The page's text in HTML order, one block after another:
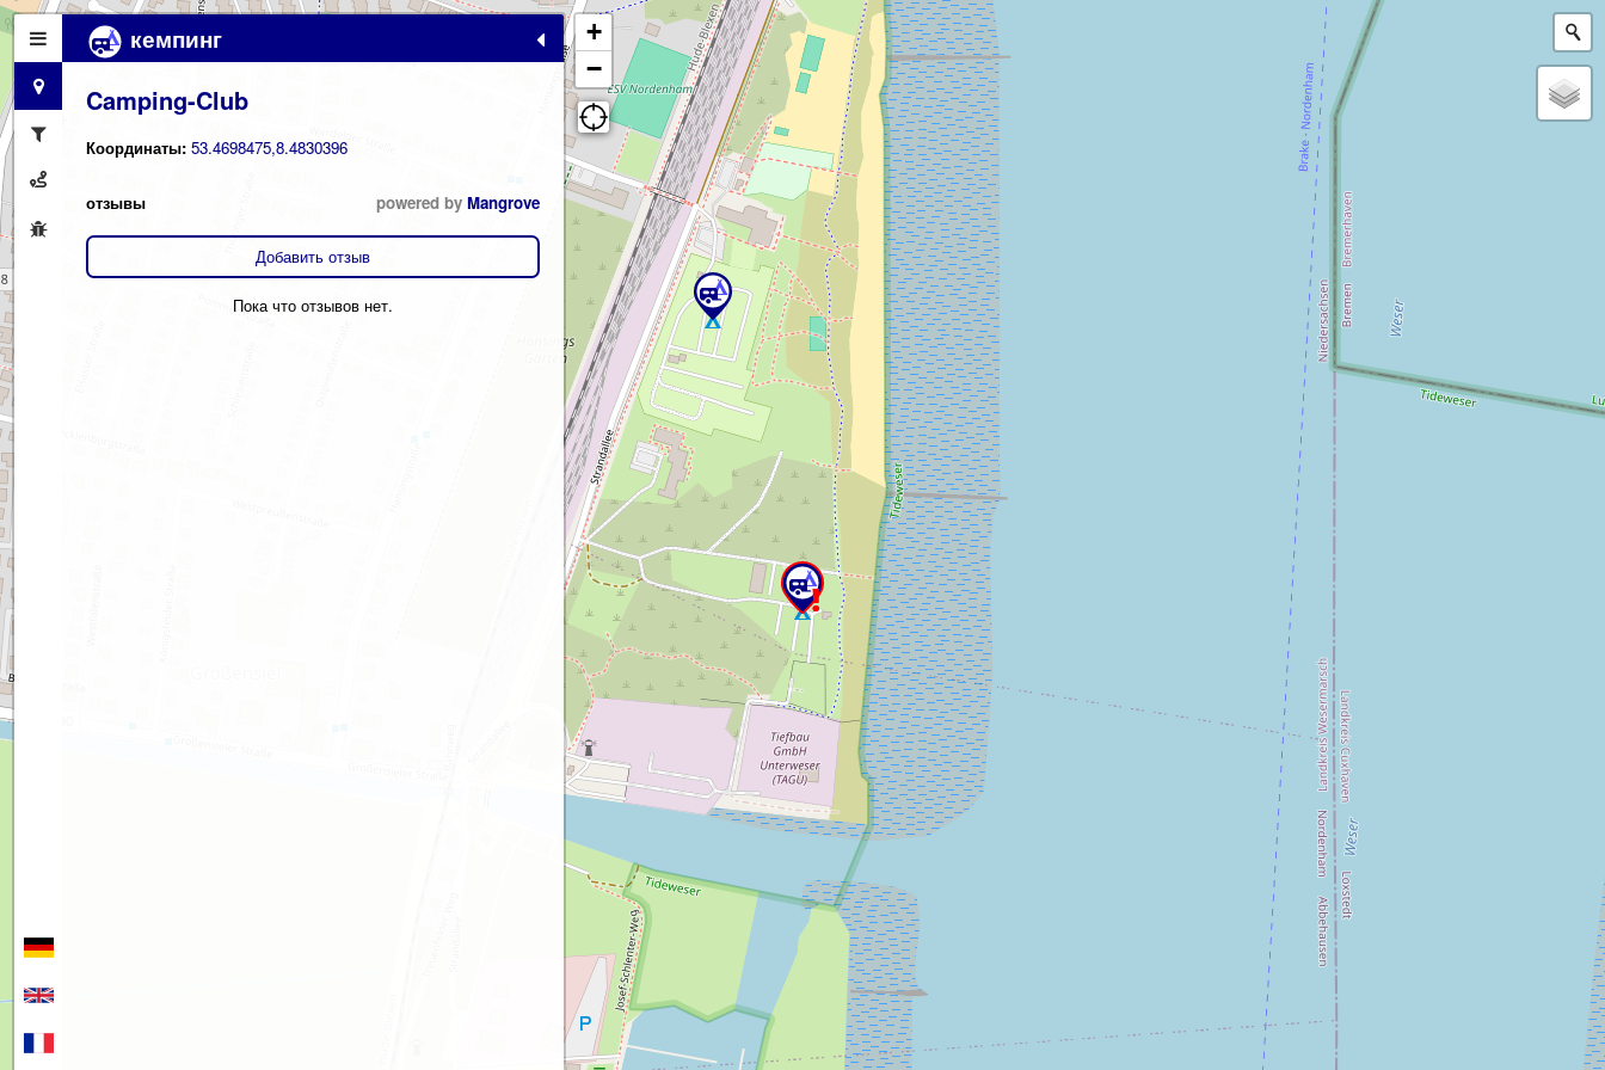
кемпинг
Camping-Club
Координаты: 53.4698475,8.4830396
отзывы powered by Mangrove
Добавить отзыв
Пока что отзывов нет.
+
−